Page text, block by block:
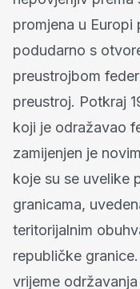
promjena u Europi
podudarno s
preustrojbom
preustroj. Potkraj
koji je odražavao
zamijenjen je
koje su se uvelike
granicama,
teritorijalnim
republičke
vrijeme